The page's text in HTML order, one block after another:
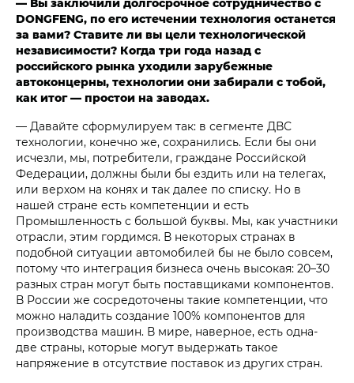
— Вы заключили долгосрочное сотрудничество с
DONGFENG, по его истечении технология останется
за вами? Ставите ли вы цели технологической
независимости? Когда три года назад с
российского рынка уходили зарубежные
автоконцерны, технологии они забирали с тобой,
как итог — простои на заводах.
— Давайте сформулируем так: в сегменте ДВС
технологии, конечно же, сохранились. Если бы они
исчезли, мы, потребители, граждане Российской
Федерации, должны были бы ездить или на телегах,
или верхом на конях и так далее по списку. Но в
нашей стране есть компетенции и есть
Промышленность с большой буквы. Мы, как участники
отрасли, этим гордимся. В некоторых странах в
подобной ситуации автомобилей бы не было совсем,
потому что интеграция бизнеса очень высокая: 20–30
разных стран могут быть поставщиками компонентов.
В России же сосредоточены такие компетенции, что
можно наладить создание 100% компонентов для
производства машин. В мире, наверное, есть одна-
две страны, которые могут выдержать такое
напряжение в отсутствие поставок из других стран.